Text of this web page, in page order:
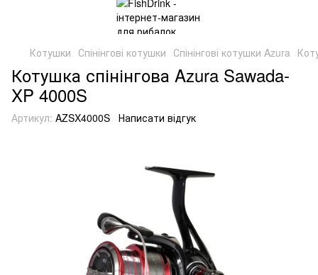
Котушки Спінінгові котушки Спінінгові котушки Azura
Котушка спінінгова Azura Sawada-
XP 4000S
Артикул: AZSX4000S Написати відгук